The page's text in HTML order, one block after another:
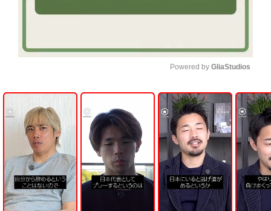
U
n
m
u
t
e
Powered by GliaStudios